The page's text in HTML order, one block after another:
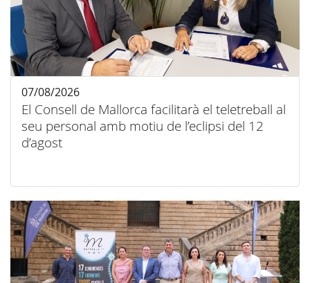
El Consell de Mallorca facilitarà el teletreball al
seu personal amb motiu de l’eclipsi del 12
d’agost
07/08/2026